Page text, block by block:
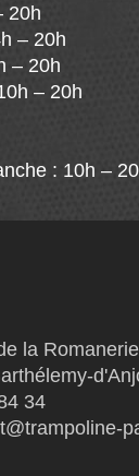
20h
– 20h
– 20h
– 20h
: 10h –
la Romanerie
34